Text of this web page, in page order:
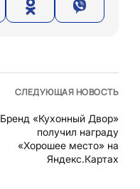
СЛЕДУЮЩАЯ НОВОСТЬ
Бренд «Кухонный Двор»
получил награду
«Хорошее место» на
Яндекс.Картах